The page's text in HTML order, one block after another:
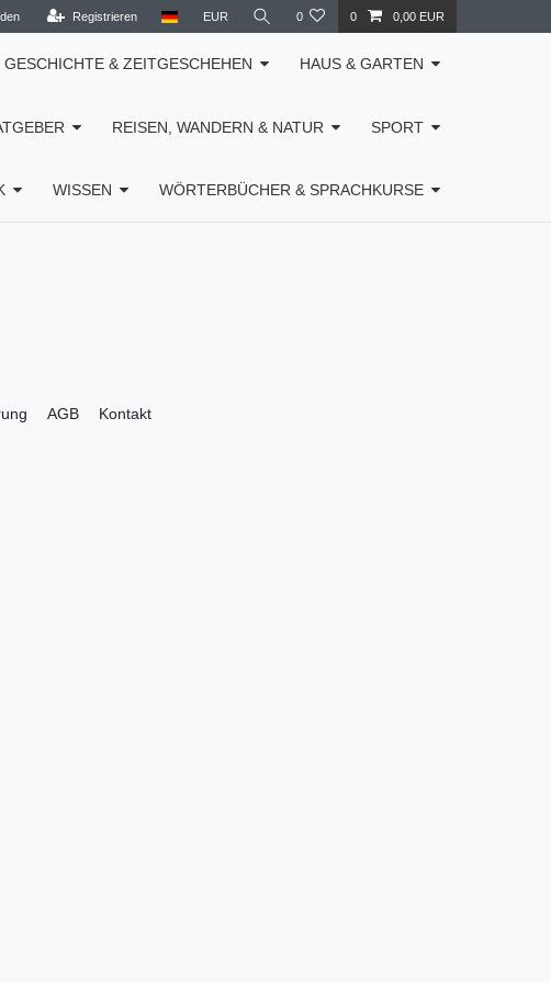
Registrieren EUR 0 0 0,00 EUR
GESCHICHTE & ZEITGESCHEHEN HAUS & GARTEN
REISEN, WANDERN & NATUR SPORT
WISSEN WÖRTERBÜCHER & SPRACHKURSE
AGB Kontakt